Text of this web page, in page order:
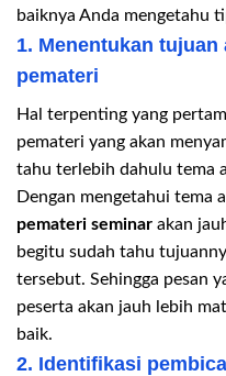
baiknya Anda mengetahu
1. Menentukan
pemateri
Hal terpenting yang
pemateri yang akan
tahu terlebih dahulu tema
Dengan mengetahui tema
pemateri seminar akan
begitu sudah tahu
tersebut. Sehingga pesan
peserta akan jauh lebih
baik.
2. Identifikasi